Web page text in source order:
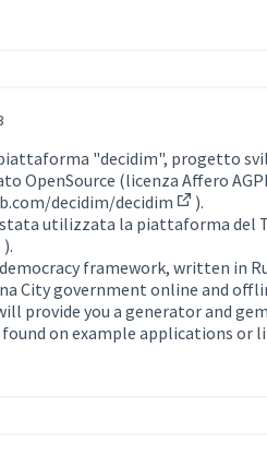
"decidim", progetto
OpenSource (licenza Affero
decidim/decidim
).
stata utilizzata la piattaforma del
esterno)
).
framework, written in
City government online and
provide you a generator and
on example applications or